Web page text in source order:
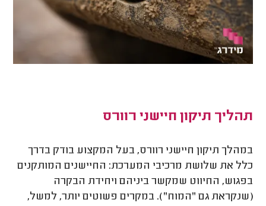
תהליך תיקון חיישני רוורס
במהלך תיקון חיישני רוורס, בעל המקצוע בודק בדרך
כלל את שלושת מרכיבי המערכת: החיישנים המותקנים
בפגוש, החיווט שמקשר ביניהם ויחידת הבקרה
(שנקראת גם "המוח"). במקרים פשוטים יותר, למשל,